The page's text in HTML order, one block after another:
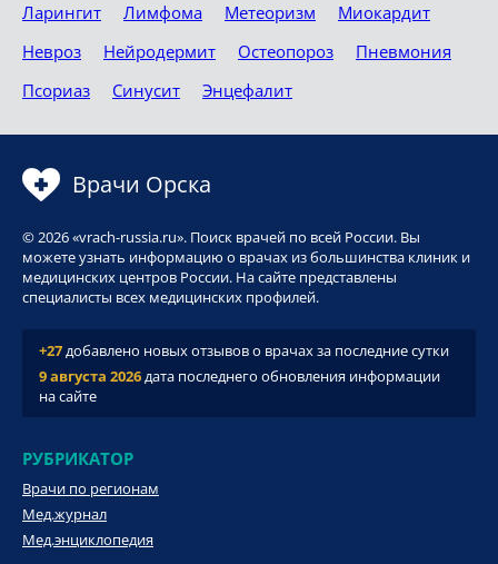
Ларингит
Лимфома Метеоризм
Миокардит
Невроз
Нейродермит Остеопороз
Пневмония
Псориаз
Синусит Энцефалит
Врачи Орска
© 2026 «vrach-russia.ru». Поиск врачей по всей России. Вы
можете узнать информацию о врачах из большинства клиник и
медицинских центров России. На сайте представлены
специалисты всех медицинских профилей.
+27добавлено новых отзывов о врачах за последние сутки
9 августа 2026дата последнего обновления информации
на сайте
РУБРИКАТОР
Врачи по регионам
Мед.журнал
Мед.энциклопедия